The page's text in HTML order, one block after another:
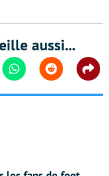
aussi...
WhatsappReddit